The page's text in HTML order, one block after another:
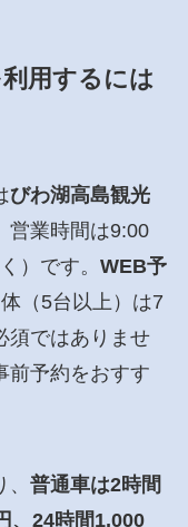
用するには
びわ湖高島観光
営業時間は9:00
）です。 WEB予
（5台以上）は7
須ではありませ
前予約をおすす
普通車は2時間
、24時間1,000